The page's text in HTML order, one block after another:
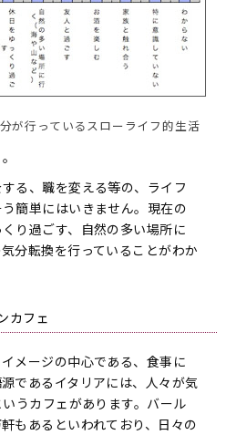
分が行っているスローライフ的生活
る、職を変える等の、ライフ
簡単にはいきません。現在の
り過ごす、自然の多い場所に
分転換を行っていることがわか
カフェ
メージの中心である、食事に
であるイタリアには、人々が気
うカフェがあります。バール
もあるといわれており、日々の